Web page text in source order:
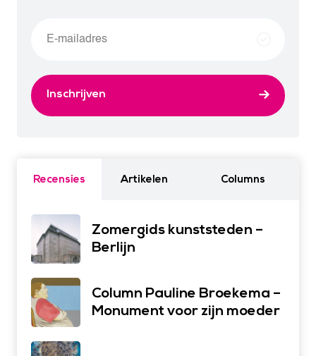
Inschrijven
Recensies Artikelen Columns
Zomergids kunststeden –
Berlijn
Column Pauline Broekema –
Monument voor zijn moeder